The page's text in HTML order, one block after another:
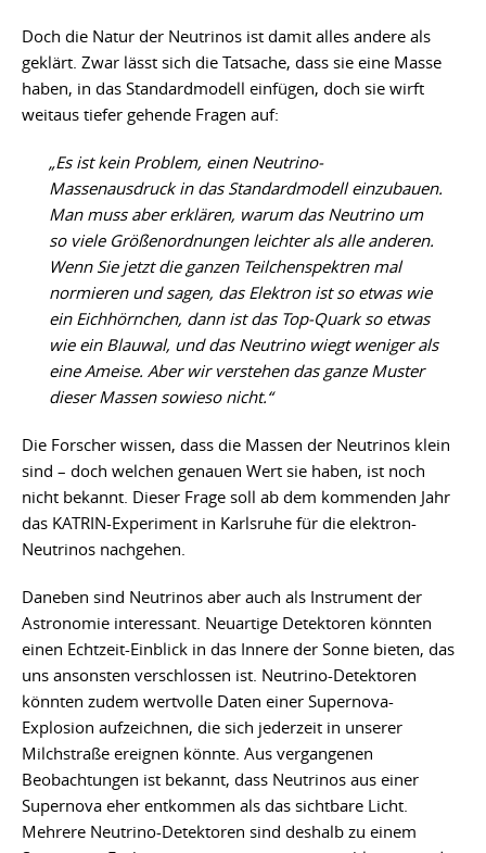
Doch die Natur der Neutrinos ist damit alles andere als
geklärt. Zwar lässt sich die Tatsache, dass sie eine Masse
haben, in das Standardmodell einfügen, doch sie wirft
weitaus tiefer gehende Fragen auf:
„Es ist kein Problem, einen Neutrino-
Massenausdruck in das Standardmodell einzubauen.
Man muss aber erklären, warum das Neutrino um
so viele Größenordnungen leichter als alle anderen.
Wenn Sie jetzt die ganzen Teilchenspektren mal
normieren und sagen, das Elektron ist so etwas wie
ein Eichhörnchen, dann ist das Top-Quark so etwas
wie ein Blauwal, und das Neutrino wiegt weniger als
eine Ameise. Aber wir verstehen das ganze Muster
dieser Massen sowieso nicht.“
Die Forscher wissen, dass die Massen der Neutrinos klein
sind – doch welchen genauen Wert sie haben, ist noch
nicht bekannt. Dieser Frage soll ab dem kommenden Jahr
das KATRIN-Experiment in Karlsruhe für die elektron-
Neutrinos nachgehen.
Daneben sind Neutrinos aber auch als Instrument der
Astronomie interessant. Neuartige Detektoren könnten
einen Echtzeit-Einblick in das Innere der Sonne bieten, das
uns ansonsten verschlossen ist. Neutrino-Detektoren
könnten zudem wertvolle Daten einer Supernova-
Explosion aufzeichnen, die sich jederzeit in unserer
Milchstraße ereignen könnte. Aus vergangenen
Beobachtungen ist bekannt, dass Neutrinos aus einer
Supernova eher entkommen als das sichtbare Licht.
Mehrere Neutrino-Detektoren sind deshalb zu einem